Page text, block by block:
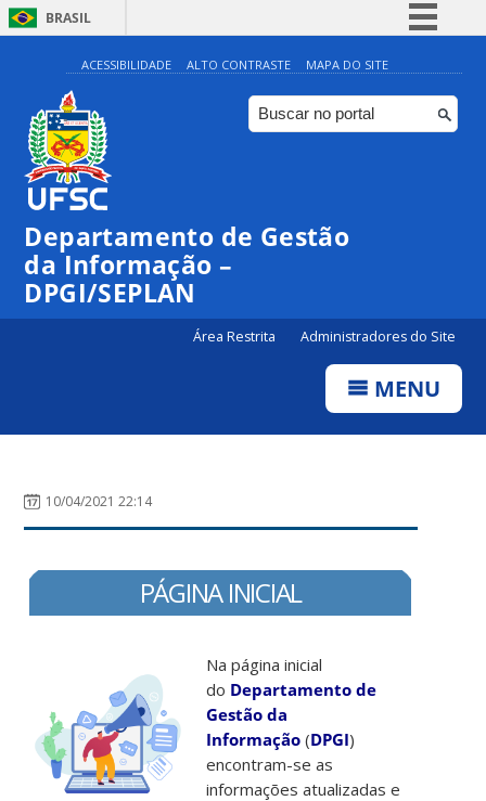
BRASIL
Simplifique!
Comunica BR
Participe
Canais
ACESSIBILIDADE ALTO CONTRASTE MAPA DO SITE
Departamento de Gestão
da Informação –
DPGI/SEPLAN
Área Restrita Administradores do Site
MENU
10/04/2021 22:14
PÁGINA INICIAL
Na página inicial
do Departamento de
Gestão da
Informação (DPGI)
encontram-se as
informações atualizadas e